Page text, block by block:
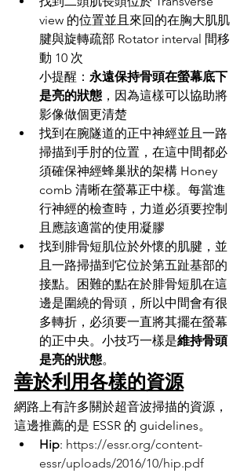
view 的位置並且來回的在胸大肌肌
腱與旋轉疏部 Rotator interval 間移
動 10 次
小提醒： 永遠保持骨頭在螢幕底下
是亮的狀態 ，因為這樣可以協助將
影像做個更清楚
找到在腕隧道的正中神經並且一路
掃描到手肘的位置，在這中間都必
須確保神經蜂巢狀的架構 Honey
comb 清晰在螢幕正中樣。每當進
行神經的檢查時，力道必須要控制
且應該適當的使用凝膠
找到腓骨短肌位於外懷的肌腱，並
且一路掃描到它位於第五趾基部的
接點。困難的點在於腓骨短肌在這
邊是圍繞的骨頭，所以中間會有很
多轉折，必須要一直將其擺在螢幕
的正中央。小技巧一樣是維持骨頭
是亮的狀態。
善於利用各樣的資源
網路上有許多關於超音波掃描的資源，
這邊推薦的是 ESSR 的 guidelines。
Hip: https://essr.org/content-
essr/uploads/2016/10/hip.pdf